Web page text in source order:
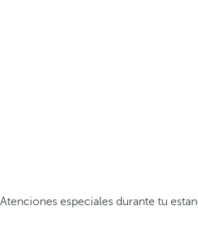
Atenciones especiales durante tu